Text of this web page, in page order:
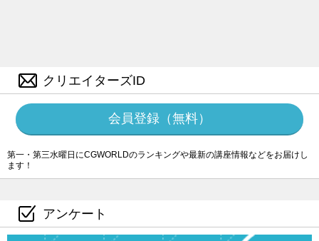
クリエイターズID
会員登録（無料）
第一・第三水曜日にCGWORLDのランキングや最新の講座情報などをお届けし
ます！
アンケート